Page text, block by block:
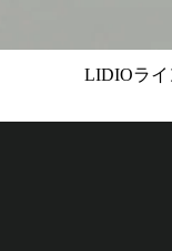
LIDIOライ